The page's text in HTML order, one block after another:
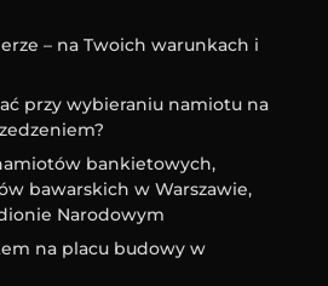
– na Twoich warunkach i
przy wybieraniu namiotu na
bankietowych,
bawarskich w Warszawie,
Narodowym
na placu budowy w